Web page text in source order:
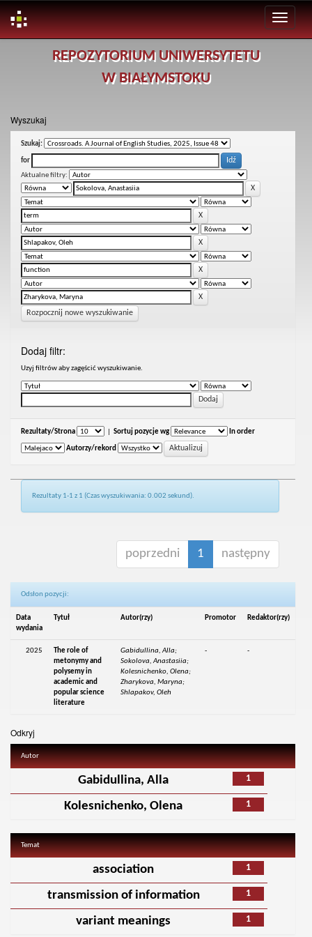
REPOZYTORIUM UNIWERSYTETU
W BIAŁYMSTOKU
Wyszukaj
Szukaj:
for
Aktualne filtry:
Rozpocznij nowe wyszukiwanie
Dodaj filtr:
Uzyj filtrów aby zagęścić wyszukiwanie.
Rezultaty/Strona Sortuj pozycje wg In order
Autorzy/rekord
Rezultaty 1-1 z 1 (Czas wyszukiwania: 0.002 sekund).
poprzedni 1 następny
Odsłon pozycji:
Data
wydania
Tytuł Autor(rzy) Promotor Redaktor(rzy)
2025
The role of
metonymy and
polysemy in
academic and
popular science
literature
Gabidullina, Alla;
Sokolova, Anastasiia;
Kolesnichenko, Olena;
Zharykova, Maryna;
Shlapakov, Oleh
- -
Odkryj
Autor
1
Gabidullina, Alla
1
Kolesnichenko, Olena
Temat
1
association
1
transmission of information
1
variant meanings